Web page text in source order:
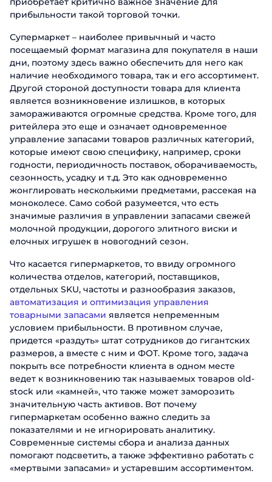
прибыльности такой торговой точки.
Супермаркет – наиболее привычный и часто
посещаемый формат магазина для покупателя в наши
дни, поэтому здесь важно обеспечить для него как
наличие необходимого товара, так и его ассортимент.
Другой стороной доступности товара для клиента
является возникновение излишков, в которых
замораживаются огромные средства. Кроме того, для
ритейлера это еще и означает одновременное
управление запасами товаров различных категорий,
которые имеют свою специфику, например, сроки
годности, периодичность поставок, оборачиваемость,
сезонность, усадку и т.д. Это как одновременно
жонглировать несколькими предметами, рассекая на
моноколесе. Само собой разумеется, что есть
значимые различия в управлении запасами свежей
молочной продукции, дорогого элитного виски и
елочных игрушек в новогодний сезон.
Что касается гипермаркетов, то ввиду огромного
количества отделов, категорий, поставщиков,
отдельных SKU, частоты и разнообразия заказов,
автоматизация и оптимизация управления
товарными запасами является непременным
условием прибыльности. В противном случае,
придется «раздуть» штат сотрудников до гигантских
размеров, а вместе с ним и ФОТ. Кроме того, задача
покрыть все потребности клиента в одном месте
ведет к возникновению так называемых товаров old-
stock или «камней», что также может заморозить
значительную часть активов. Вот почему
гипермаркетам особенно важно следить за
показателями и не игнорировать аналитику.
Современные системы сбора и анализа данных
помогают подсветить, а также эффективно работать с
«мертвыми запасами» и устаревшим ассортиментом.